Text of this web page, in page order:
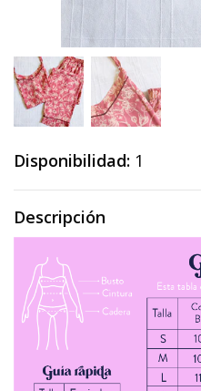
Disponibilidad: 1
Descripción